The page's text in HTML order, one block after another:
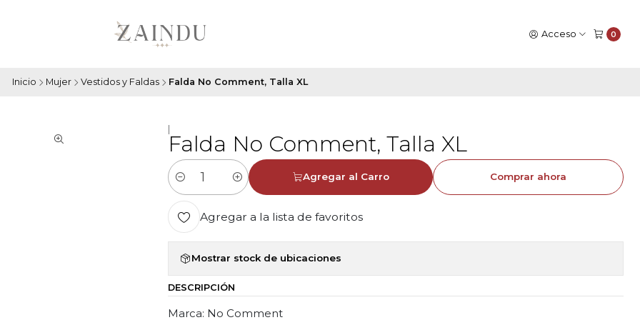
Acceso 0
Inicio Mujer Vestidos y Faldas Falda No Comment, Talla XL
Falda No Comment, Talla XL
Cantidad
Agregar al Carro Comprar ahora
Agregar a la lista de favoritos
Mostrar stock de ubicaciones
DESCRIPCIÓN
Marca: No Comment